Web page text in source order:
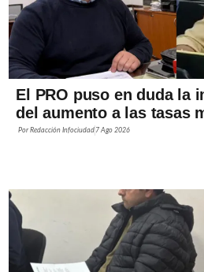
El PRO puso en duda la
del aumento a las tasas
PorRedacción Infociudad 7 Ago 2026